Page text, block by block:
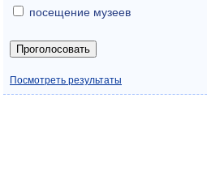
посещение музеев
Посмотреть результаты